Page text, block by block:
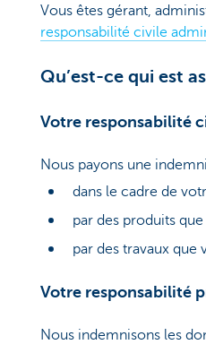
Vous êtes gérant,
responsabilité civile
Qu’est-ce qui est
Votre responsabilité
Nous payons une
dans le cadre de
par des produits
par des travaux que
Votre responsabilité
Nous indemnisons les